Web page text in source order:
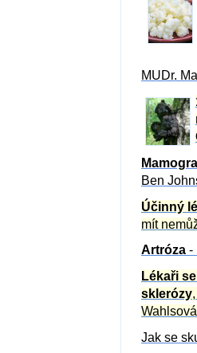
MUDr.
Ben
Účinný
mít
Artróza -
Lékaři
sklerózy
Wahlsová
Jak se